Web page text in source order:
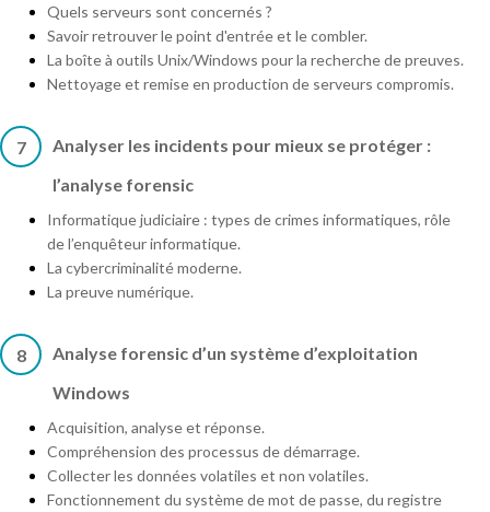
Quels serveurs sont concernés ?
Savoir retrouver le point d'entrée et le combler.
La boîte à outils Unix/Windows pour la recherche de preuves.
Nettoyage et remise en production de serveurs compromis.
7
Analyser les incidents pour mieux se protéger :
l’analyse forensic
Informatique judiciaire : types de crimes informatiques, rôle
de l’enquêteur informatique.
La cybercriminalité moderne.
La preuve numérique.
8
Analyse forensic d’un système d’exploitation
Windows
Acquisition, analyse et réponse.
Compréhension des processus de démarrage.
Collecter les données volatiles et non volatiles.
Fonctionnement du système de mot de passe, du registre